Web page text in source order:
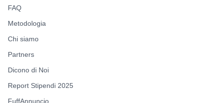
FAQ
Metodologia
Chi siamo
Partners
Dicono di Noi
Report Stipendi 2025
FuffAnnuncio